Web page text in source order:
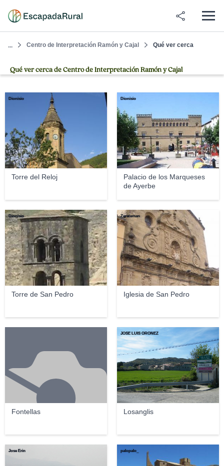
... Centro de Interpretación Ramón y Cajal Qué ver cerca
Qué ver cerca de Centro de Interpretación Ramón y Cajal
Torre del Reloj
Dionisio
Palacio de los Marqueses
de Ayerbe
Dionisio
Torre de San Pedro
Dionisio
Iglesia de San Pedro
Zarateman
Fontellas Losanglis
JOSE LUIS OROÑEZ
Jose Erin palopalo_